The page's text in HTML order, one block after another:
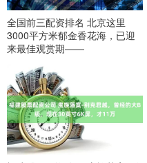
全国前三配资排名 北京这里
3000平方米郁金香花海，已迎
来最佳观赏期——